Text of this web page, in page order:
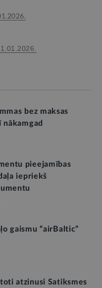
bez maksas
pieejamības
iepriekš
gaismu “airBaltic”
atzinusi Satiksmes